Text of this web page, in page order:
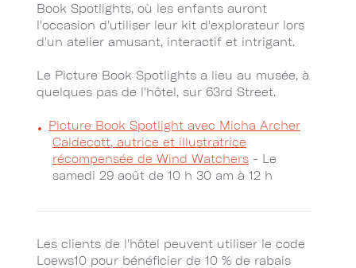
Book Spotlights, où les enfants auront
l'occasion d'utiliser leur kit d'explorateur lors
d'un atelier amusant, interactif et intrigant.
Le Picture Book Spotlights a lieu au musée, à
quelques pas de l'hôtel, sur 63rd Street.
Picture Book Spotlight avec Micha Archer
Caldecott, autrice et illustratrice
récompensée de Wind Watchers - Le
samedi 29 août de 10 h 30 am à 12 h
Les clients de l'hôtel peuvent utiliser le code
Loews10 pour bénéficier de 10 % de rabais